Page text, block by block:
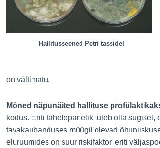
Hallitusseened Petri tassidel
on vältimatu.
Mõned näpunäited hallituse
kodus. Eriti tähelepanelik tuleb olla sügisel,
tavakaubanduses müügil olevad
eluruumides on suur riskifaktor, eriti